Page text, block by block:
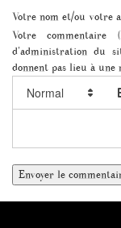
Votre nom et/ou votre
Votre commentaire
d'administration du
donnent pas lieu à une